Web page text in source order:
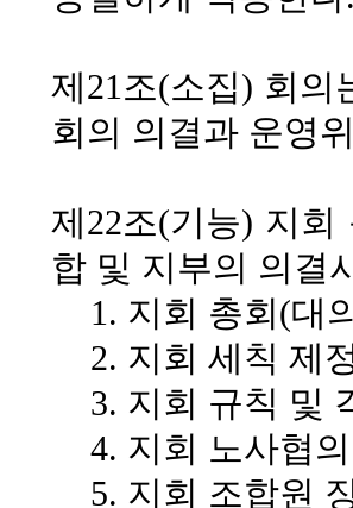
제21조(소집) 회의
회의 의결과 운영
제22조(기능) 지회
합 및 지부의 의결
1. 지회 총회(대
2. 지회 세칙 제
3. 지회 규칙 및
4. 지회 노사협
5. 지회 조합원